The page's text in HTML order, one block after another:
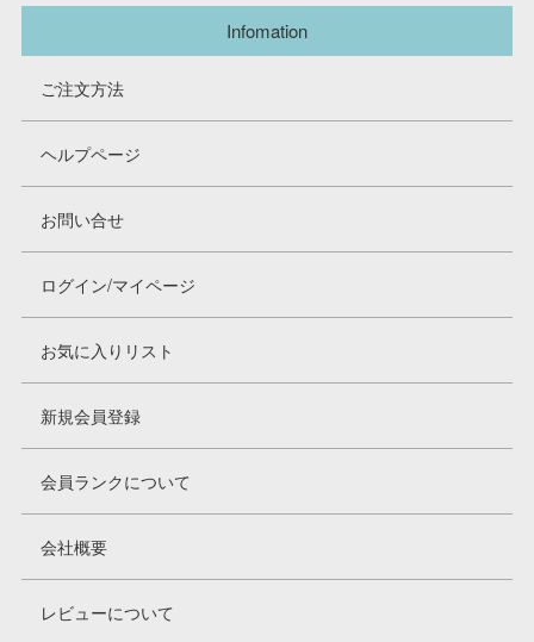
Infomation
ご注文方法
ヘルプページ
お問い合せ
ログイン/マイページ
お気に入りリスト
新規会員登録
会員ランクについて
会社概要
レビューについて